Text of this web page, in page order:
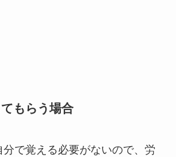
もらう場合
で覚える必要がないので、労